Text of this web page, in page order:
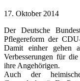
17. Oktober 2014
Der Deutsche
Pflegereform der
Damit einher gehen
Verbesserungen für
ihre Angehörigen.
Auch der